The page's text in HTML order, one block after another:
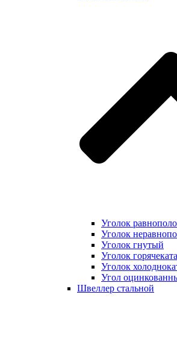
Уголок
Уголок
Уголок гнутый
Уголок
Уголок
Угол
Швеллер стальной